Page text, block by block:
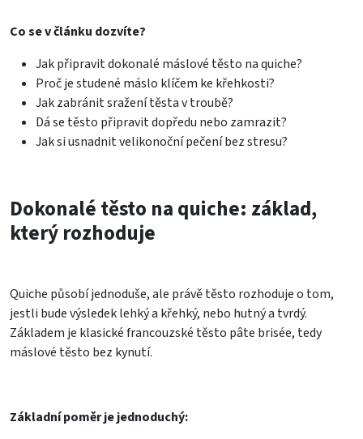
Co se v článku dozvíte?
Jak připravit dokonalé máslové těsto na quiche?
Proč je studené máslo klíčem ke křehkosti?
Jak zabránit sražení těsta v troubě?
Dá se těsto připravit dopředu nebo zamrazit?
Jak si usnadnit velikonoční pečení bez stresu?
Dokonalé těsto na quiche: základ,
který rozhoduje
Quiche působí jednoduše, ale právě těsto rozhoduje o tom,
jestli bude výsledek lehký a křehký, nebo hutný a tvrdý.
Základem je klasické francouzské těsto pâte brisée, tedy
máslové těsto bez kynutí.
Základní poměr je jednoduchý: